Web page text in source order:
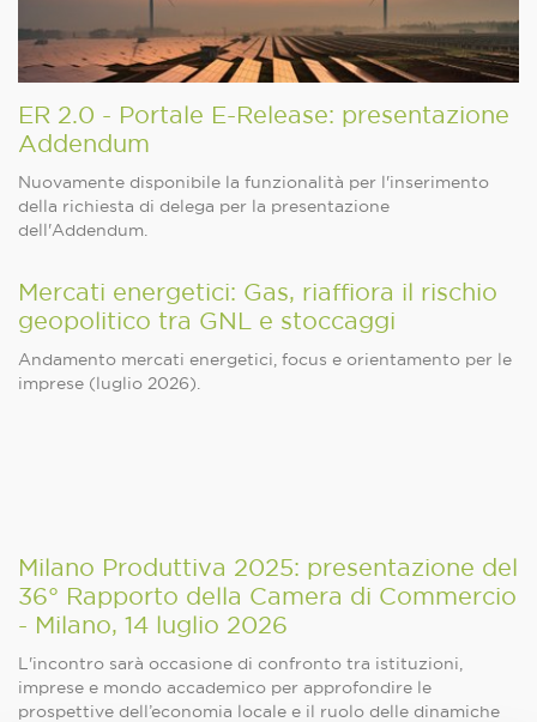
ER 2.0 - Portale E-Release: presentazione
Addendum
Nuovamente disponibile la funzionalità per l'inserimento
della richiesta di delega per la presentazione
dell'Addendum.
Mercati energetici: Gas, riaffiora il rischio
geopolitico tra GNL e stoccaggi
Andamento mercati energetici, focus e orientamento per le
imprese (luglio 2026).
Milano Produttiva 2025: presentazione del
36° Rapporto della Camera di Commercio
- Milano, 14 luglio 2026
L'incontro sarà occasione di confronto tra istituzioni,
imprese e mondo accademico per approfondire le
prospettive dell’economia locale e il ruolo delle dinamiche